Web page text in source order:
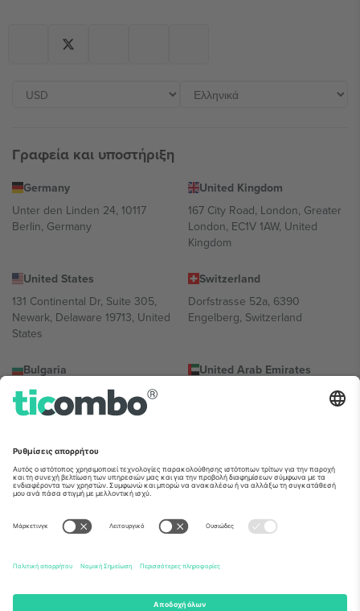
Γραφεία και υποστήριξη
Germany
Unter den Linden 24, 10117
Berlin, Germany
United Kingdom
167 City Road, London, Greater
London, EC1V 1AW, United
Kingdom
United States
131 Continental Dr, Suite 305,
Newark, Delaware 19713, United
States
Switzerland
Dorfstrasse 52a, 6390
Engelberg, Switzerland
Bulgaria
Regus Sofia City West, bul
Totleben 53-55, 1606 Sofia,
United Arab Emirates
UAE Dubai Silicon Oasis, DDP
Building A1, Office 302, Dubai,
Mexico
Av Chapultepec 360, Roma
Norte, Cuauhtémoc, 06700
Ciudad de México, CDMX,
Mexico
Η νομική οντότητα του παρόχου πλατφόρμας ενδέχεται να
τομέα. Για λεπτομέρειες ανατρέξτε στη σελίδα της συγκεκριμένης